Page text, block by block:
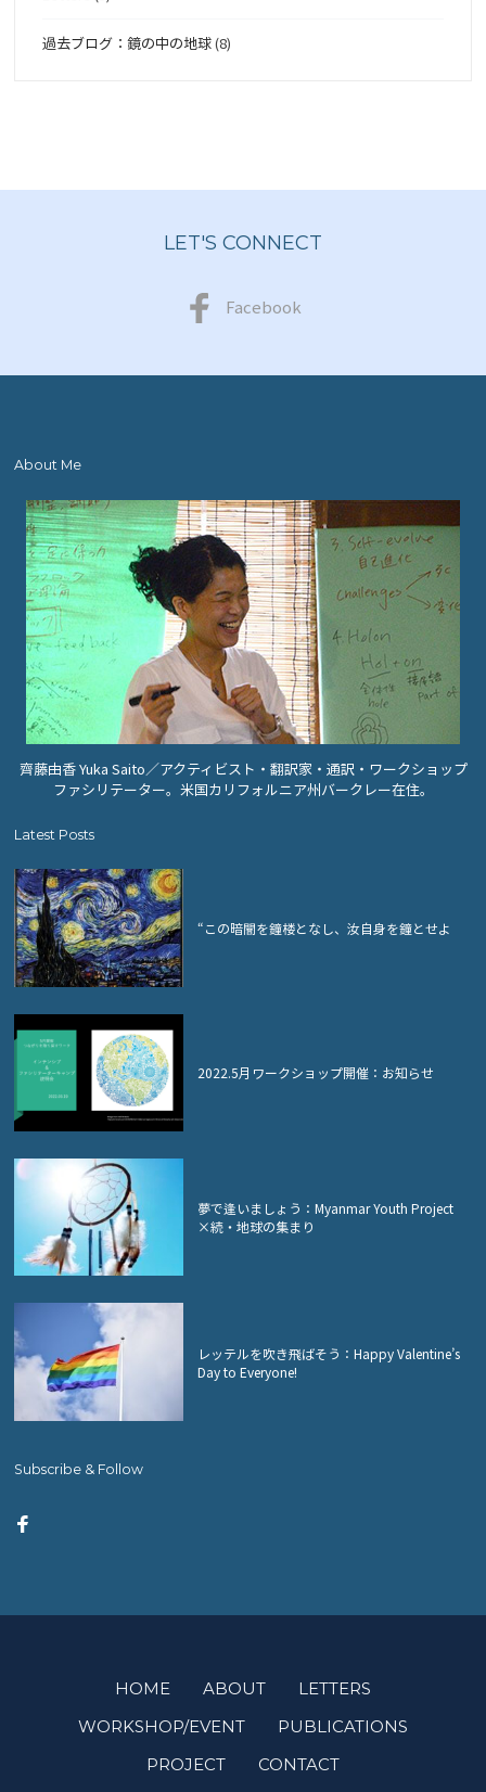
過去ブログ：鏡の中の地球(8)
LET'S CONNECT
Facebook
About Me
齊藤由香 Yuka Saito／アクティビスト・翻訳家・通訳・ワークショップ
ファシリテーター。米国カリフォルニア州バークレー在住。
Latest Posts
“この暗闇を鐘楼となし、汝自身を鐘とせよ
2022.5月ワークショップ開催：お知らせ
夢で逢いましょう：Myanmar Youth Project
×続・地球の集まり
レッテルを吹き飛ばそう：Happy Valentine’s
Day to Everyone!
Subscribe & Follow
HOME ABOUT
LETTERS
WORKSHOP/EVENT
PUBLICATIONS
PROJECT
CONTACT